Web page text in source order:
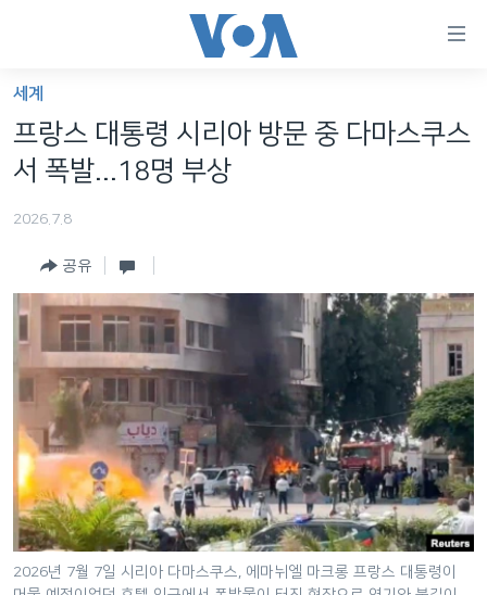
가
능
링
이
세계
프로그램
주파수 안내
FOLLOW US
언어 선택
세계
프랑스 대통령 시리아 방문 중 다마스쿠스
서 폭발...18명 부상
2026.7.8
공유
2026년 7월 7일 시리아 다마스쿠스, 에마뉘엘 마크롱 프랑스 대통령이